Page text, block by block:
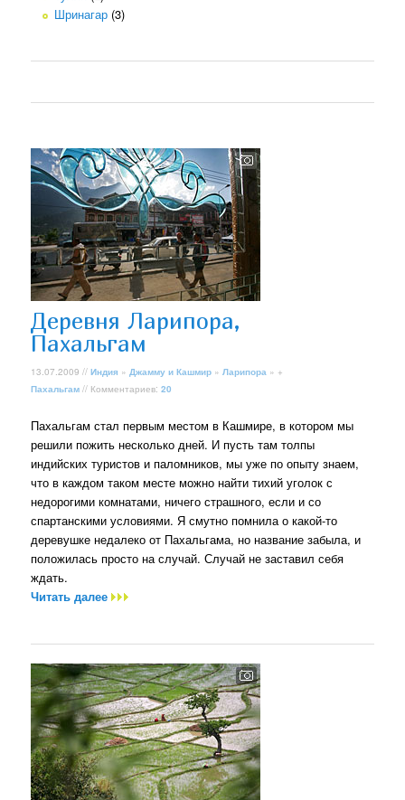
Шринагар (3)
Деревня Ларипора,
Пахальгам
13.07.2009 //Индия » Джамму и Кашмир »Ларипора » +
Пахальгам // Комментариев:20
Пахальгам стал первым местом в Кашмире, в котором мы
решили пожить несколько дней. И пусть там толпы
индийских туристов и паломников, мы уже по опыту знаем,
что в каждом таком месте можно найти тихий уголок с
недорогими комнатами, ничего страшного, если и со
спартанскими условиями. Я смутно помнила о какой-то
деревушке недалеко от Пахальгама, но название забыла, и
положилась просто на случай. Случай не заставил себя
ждать.
Читать далее